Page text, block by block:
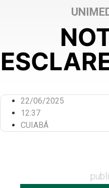
22/06/2025
12:37
CUIABÁ